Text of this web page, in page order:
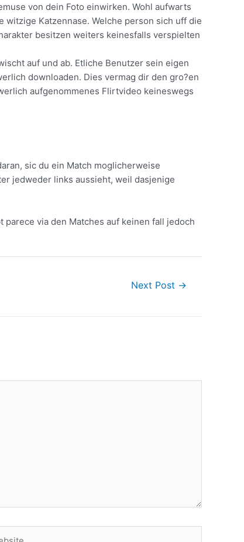
von dein Foto einwirken. Wohl aufwarts
Katzennase. Welche person sich uff die
besitzen weiters keinesfalls verspielten
auf und ab. Etliche Benutzer sein eigen
downloaden. Dies vermag dir den gro?en
aufgenommenes Flirtvideo keineswegs
sic du ein Match moglicherweise
jedweder links aussieht, weil dasjenige
via den Matches auf keinen fall jedoch
Next Post →